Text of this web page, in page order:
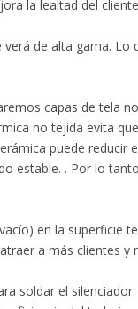
la lealtad del
de alta gama. Lo
capas de tela
no tejida evita
puede reducir
estable. . Por lo
en la superficie
a más clientes y
soldar el silenciador.